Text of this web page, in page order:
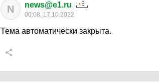
N news@e1.ru
00:08, 17.10.2022
Тема автоматически закрыта.